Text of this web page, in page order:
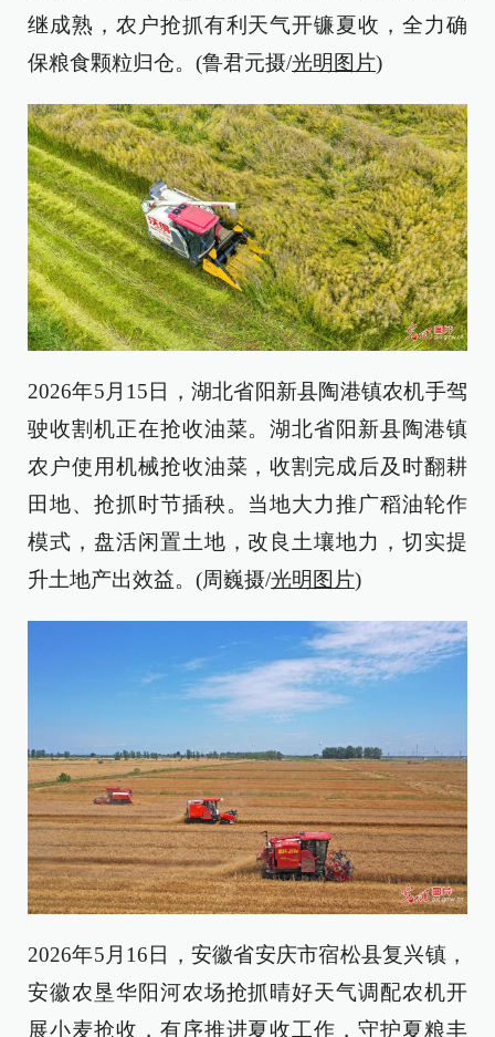
继成熟，农户抢抓有利天气开镰夏收，全力确
保粮食颗粒归仓。(鲁君元摄/光明图片)
2026年5月15日，湖北省阳新县陶港镇农机手驾
驶收割机正在抢收油菜。湖北省阳新县陶港镇
农户使用机械抢收油菜，收割完成后及时翻耕
田地、抢抓时节插秧。当地大力推广稻油轮作
模式，盘活闲置土地，改良土壤地力，切实提
升土地产出效益。(周巍摄/光明图片)
2026年5月16日，安徽省安庆市宿松县复兴镇，
安徽农垦华阳河农场抢抓晴好天气调配农机开
展小麦抢收，有序推进夏收工作，守护夏粮丰